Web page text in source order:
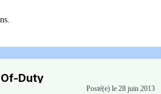
Duty
Posté(e) le 28 juin 2013